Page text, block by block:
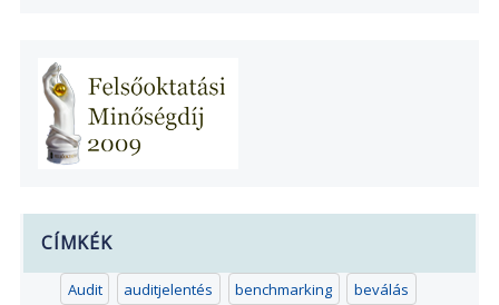
CÍMKÉK
Audit auditjelentés benchmarking
beválás